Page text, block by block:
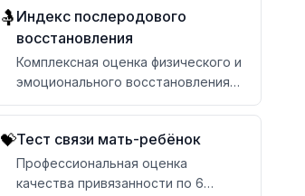
🤱 Индекс послеродового
восстановления
Комплексная оценка физического и
эмоционального восстановления
после родов с персональными
💝Тест связи мать-ребёнок
Профессиональная оценка
качества привязанности по 6